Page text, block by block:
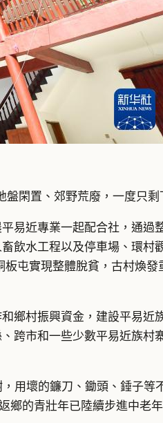
閑置、郊野荒廢，一度只剩
易近專業一起配合社，通過
飲水工程以及停車場、環村
屯實現整體脫貧，古村煥發
鄉村振興資金，建設平易近
跨市和一些少數平易近族村
用壞的鐮刀、鋤頭、錘子等
鄉的青壯年已陸續步進中老